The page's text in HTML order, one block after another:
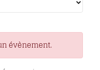
évènement.